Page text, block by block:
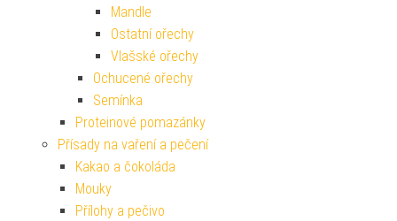
Mandle
Ostatní ořechy
Vlašské ořechy
Ochucené ořechy
Semínka
Proteinové pomazánky
Přísady na vaření a pečení
Kakao a čokoláda
Mouky
Přílohy a pečivo